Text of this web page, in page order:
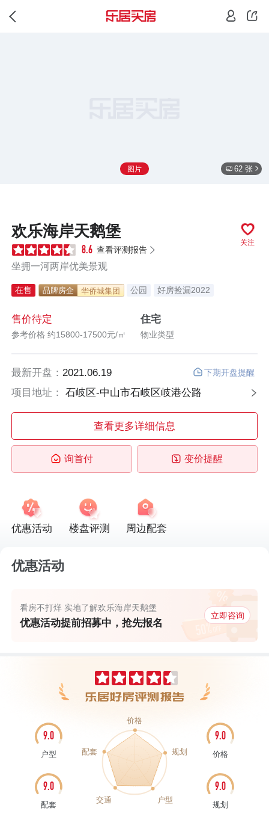
图片 62 张
关注
欢乐海岸天鹅堡
8.6 查看评测报告
坐拥一河两岸优美景观
在售 品牌房企 华侨城集团 公园
好房捡漏2022
售价待定
参考价格 约15800-17500元/㎡
住宅
物业类型
最新开盘： 2021.06.19 下期开盘提醒
项目地址： 石岐区-中山市石岐区岐港公路
查看更多详细信息
询首付 变价提醒
优惠活动 楼盘评测 周边配套
优惠活动
看房不打烊 实地了解欢乐海岸天鹅堡
优惠活动提前招募中，抢先报名
立即咨询
9.0
户型
9.0
配套
9.0
价格
9.0
规划
户型
交通
配套
价格
规划